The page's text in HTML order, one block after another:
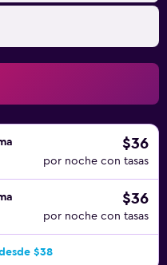
$36
por noche con tasas
$36
por noche con tasas
$38